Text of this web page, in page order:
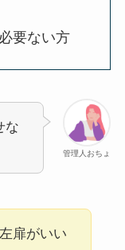
要ない方
管理人おちょ
な
扉がいい